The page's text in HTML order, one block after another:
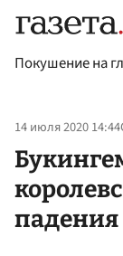
Покушение на
14 июля 2020 14:44
падения